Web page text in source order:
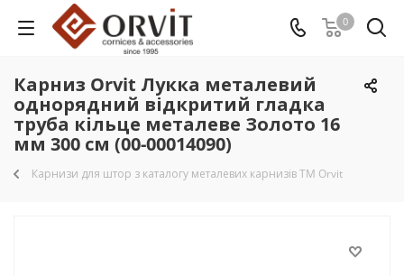
0
Карниз Orvit Лукка металевий
однорядний відкритий гладка
труба кільце металеве Золото 16
мм 300 см (00-00014090)
Карнизи для штор з каталогу металевих карнизів TM Orvit